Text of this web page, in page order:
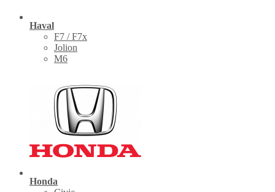
Haval
F7 / F7x
Jolion
M6
Honda